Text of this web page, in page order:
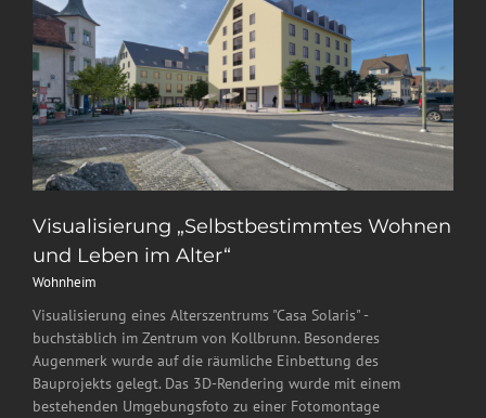
Visualisierung „Selbstbestimmtes Wohnen
und Leben im Alter“
Wohnheim
Visualisierung eines Alterszentrums "Casa Solaris" -
buchstäblich im Zentrum von Kollbrunn. Besonderes
Augenmerk wurde auf die räumliche Einbettung des
Bauprojekts gelegt. Das 3D-Rendering wurde mit einem
bestehenden Umgebungsfoto zu einer Fotomontage